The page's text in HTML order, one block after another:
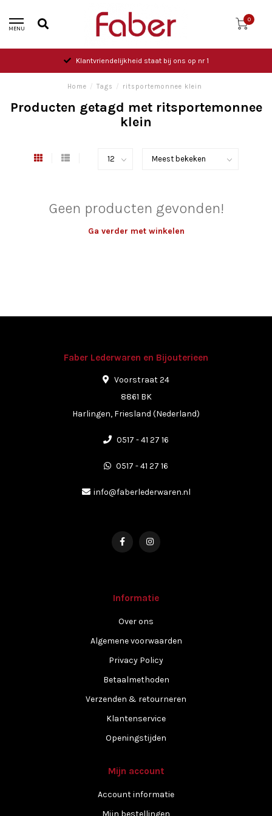
MENU
0
Klantvriendelijkheid staat bij ons op nr 1
Home / Tags / ritsportemonnee klein
Producten getagd met ritsportemonnee
klein
Geen producten gevonden!
Ga verder met winkelen
Faber Lederwaren en Bijouterieen
Voorstraat 24
8861 BK
Harlingen, Friesland (Nederland)
0517 - 41 27 16
0517 - 41 27 16
info@faberlederwaren.nl
Informatie
Over ons
Algemene voorwaarden
Privacy Policy
Betaalmethoden
Verzenden & retourneren
Klantenservice
Openingstijden
Mijn account
Account informatie
Mijn bestellingen